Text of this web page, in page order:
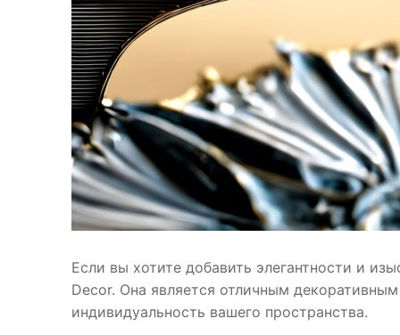
Если вы хотите добавить элегантности и
Decor. Она является отличным
индивидуальность вашего пространства.